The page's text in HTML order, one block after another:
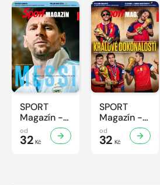
SPORT
Magazín -
32/2026
od
32 Kč
SPORT
Magazín -
31/2026
od
32 Kč